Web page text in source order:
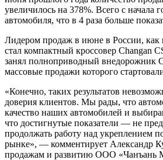
увеличилось на 378%. Всего с начала
автомобиля, что в 4 раза больше
Лидером продаж в июне в России, как
стал компактный кроссовер Changan
занял полноприводный внедорожник
массовые продажи которого
«Конечно, таких результатов
доверия клиентов. Мы рады, что
качество наших автомобилей и
что достигнутые показатели — не
продолжать работу над укреплением
рынке», — комментирует Александр
продажам и развитию ООО «Чанъань